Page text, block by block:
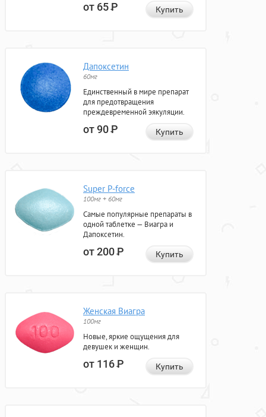
от 65Р Купить
Дапоксетин
60мг
Единственный в мире препарат
для предотвращения
преждевременной эякуляции.
от 90Р Купить
Super P-force
100мг + 60мг
Самые популярные препараты в
одной таблетке — Виагра и
Дапоксетин.
от 200Р Купить
Женская Виагра
100мг
Новые, яркие ощущения для
девушек и женщин.
от 116Р Купить